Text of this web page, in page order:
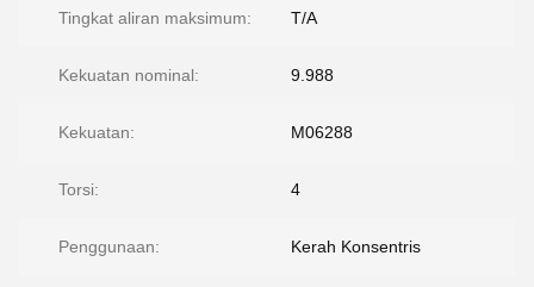
Tingkat aliran maksimum: T/A
Kekuatan nominal: 9.988
Kekuatan: M06288
Torsi: 4
Penggunaan: Kerah Konsentris